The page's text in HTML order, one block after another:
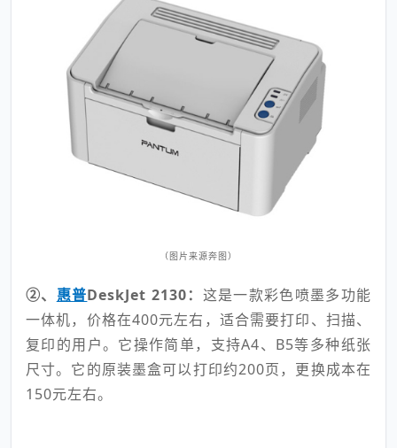
（图片来源奔图）
②、 惠普DeskJet 2130： 这是一款彩色喷墨多功能
一体机，价格在400元左右，适合需要打印、扫描、
复印的用户。它操作简单，支持A4、B5等多种纸张
尺寸。它的原装墨盒可以打印约200页，更换成本在
150元左右。